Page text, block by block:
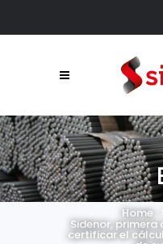
Home
Sidenor,
certificar el